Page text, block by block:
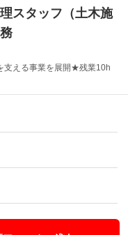
スタッフ（土木施
支える事業を展開★残業10h